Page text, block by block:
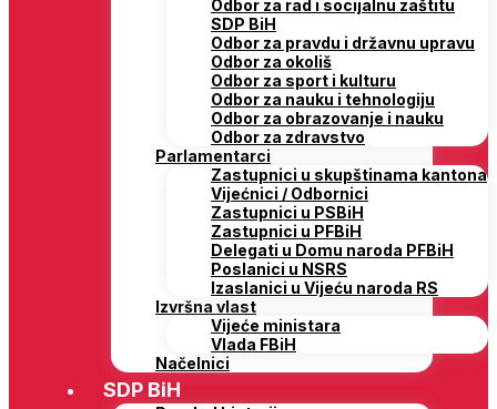
Odbor za rad i socijalnu zaštitu
SDP BiH
Odbor za pravdu i državnu upravu
Odbor za okoliš
Odbor za sport i kulturu
Odbor za nauku i tehnologiju
Odbor za obrazovanje i nauku
Odbor za zdravstvo
Parlamentarci
Zastupnici u skupštinama kantona
Vijećnici / Odbornici
Zastupnici u PSBiH
Zastupnici u PFBiH
Delegati u Domu naroda PFBiH
Poslanici u NSRS
Izaslanici u Vijeću naroda RS
Izvršna vlast
Vijeće ministara
Vlada FBiH
Načelnici
SDP BiH